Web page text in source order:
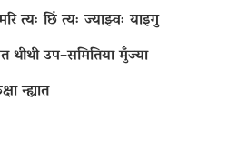
त्यः छिं त्यः ज्याझ्वः याइगु
उप–समितिया मुँज्या
न्ह्यात